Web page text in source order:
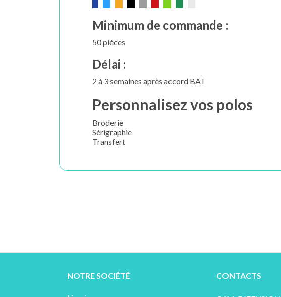
Minimum de commande :
50 pièces
Délai :
2 à 3 semaines après accord BAT
Personnalisez vos polos
Broderie
Sérigraphie
Transfert
NOTRE SOCIÉTÉ CONTACTS